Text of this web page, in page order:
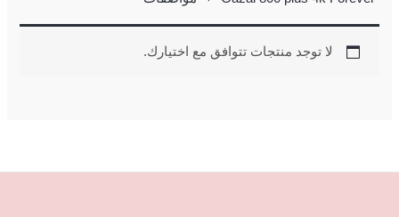
لا توجد منتجات تتوافق مع اختيارك.